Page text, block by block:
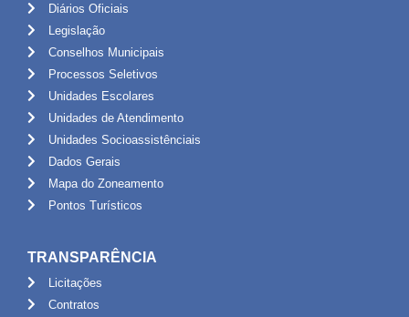
Diários Oficiais
Legislação
Conselhos Municipais
Processos Seletivos
Unidades Escolares
Unidades de Atendimento
Unidades Socioassistênciais
Dados Gerais
Mapa do Zoneamento
Pontos Turísticos
TRANSPARÊNCIA
Licitações
Contratos